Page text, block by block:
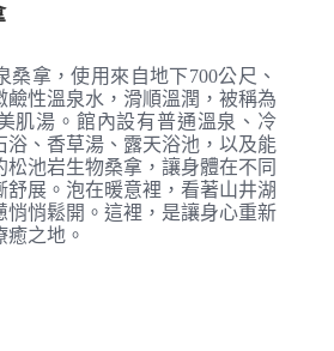
桑拿，使用來自地下700公尺、
鹼性溫泉水，滑順溫潤，被稱為
肌湯。館內設有普通溫泉、冷
浴、香草湯、露天浴池，以及能
池岩生物桑拿，讓身體在不同
舒展。泡在暖意裡，看著山井湖
悄悄鬆開。這裡，是讓身心重新
癒之地。